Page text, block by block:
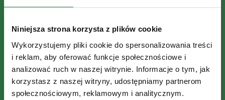
Niniejsza strona korzysta z plików cookie
Wykorzystujemy pliki cookie do spersonalizowania treści
i reklam, aby oferować funkcje społecznościowe i
analizować ruch w naszej witrynie. Informacje o tym, jak
korzystasz z naszej witryny, udostępniamy partnerom
społecznościowym, reklamowym i analitycznym.